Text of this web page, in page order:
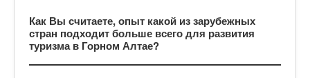
Как Вы считаете, опыт какой из зарубежных
стран подходит больше всего для развития
туризма в Горном Алтае?